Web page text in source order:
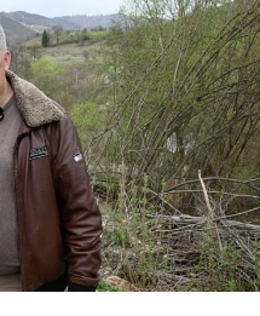
i slavlje koje će trajati tri
Share